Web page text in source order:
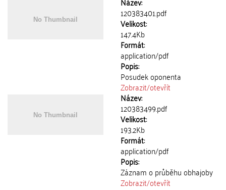
120383401.pdf
Velikost:
147.4Kb
Formát:
application/pdf
Popis:
Posudek oponenta
Zobrazit/otevřít
Název:
120383499.pdf
Velikost:
193.2Kb
Formát:
application/pdf
Popis:
Záznam o průběhu obhajoby
Zobrazit/otevřít